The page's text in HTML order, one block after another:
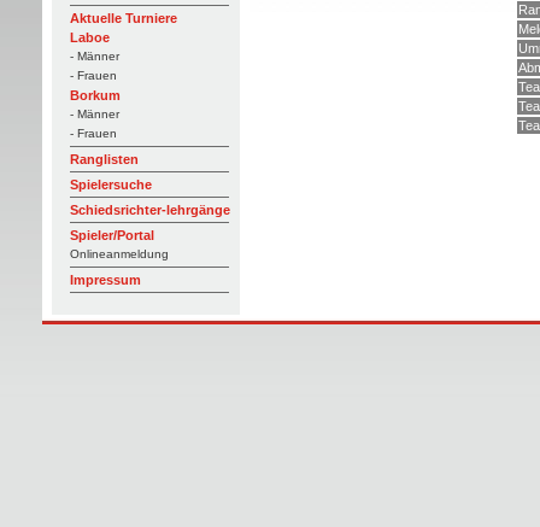
Aktuelle Turniere
Laboe
- Männer
- Frauen
Borkum
- Männer
- Frauen
Ranglisten
Spielersuche
Schiedsrichter-lehrgänge
Spieler/Portal
Onlineanmeldung
Impressum